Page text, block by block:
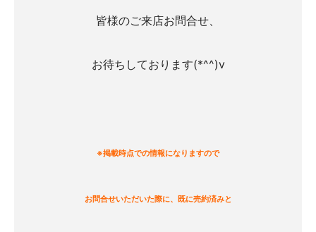
皆様のご来店お問合せ、
お待ちしております(*^^)v
※掲載時点での情報になりますので
お問合せいただいた際に、既に売約済みと